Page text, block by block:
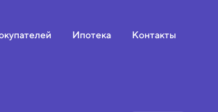
Ипотека Контакты